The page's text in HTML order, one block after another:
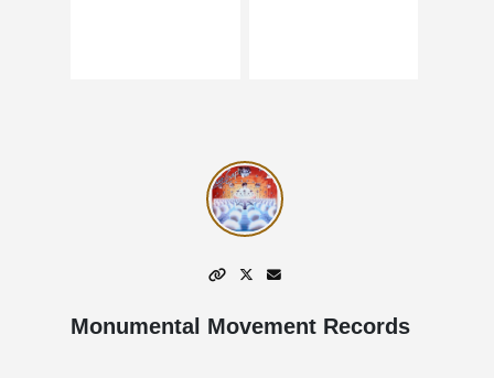
Monumental Movement Records